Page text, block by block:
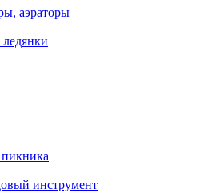
аэраторы
инструмент